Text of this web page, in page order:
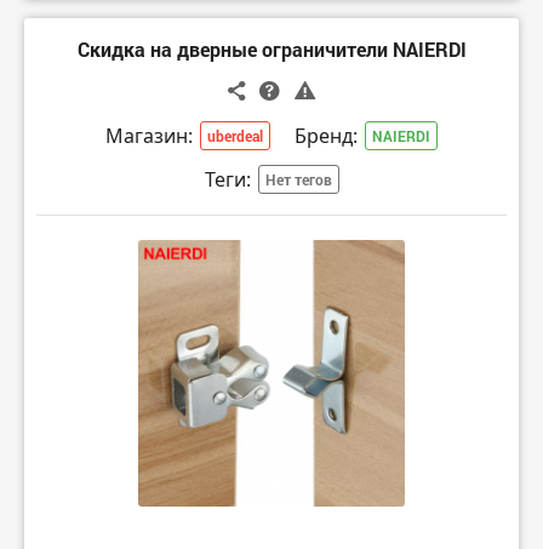
Скидка на дверные ограничители NAIERDI
Магазин: uberdeal Бренд: NAIERDI
Теги: Нет тегов